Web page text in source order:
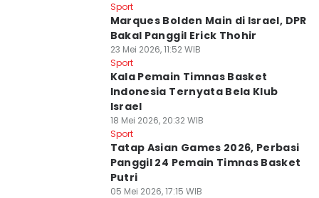
Sport
Marques Bolden Main di Israel, DPR
Bakal Panggil Erick Thohir
23 Mei 2026, 11:52 WIB
Sport
Kala Pemain Timnas Basket
Indonesia Ternyata Bela Klub
Israel
18 Mei 2026, 20:32 WIB
Sport
Tatap Asian Games 2026, Perbasi
Panggil 24 Pemain Timnas Basket
Putri
05 Mei 2026, 17:15 WIB